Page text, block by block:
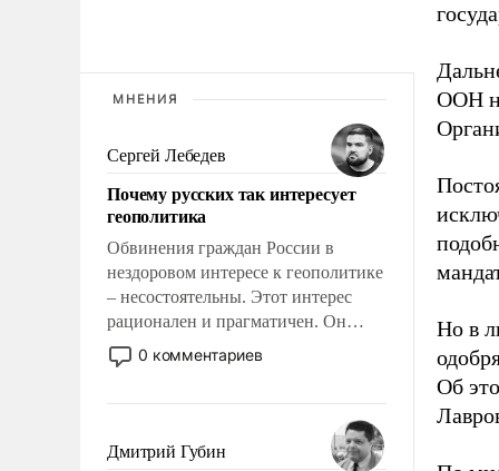
МНЕНИЯ
Сергей Лебедев
Почему русских так интересует
геополитика
Обвинения граждан России в
нездоровом интересе к геополитике
– несостоятельны. Этот интерес
рационален и прагматичен. Он
обусловлен тысячелетним опытом
выживания в крайне непростых
знанием, что мировая политика
имеет свойство заявляться на порог
0 комментариев
Дмитрий Губин
ООН
Но в
Об